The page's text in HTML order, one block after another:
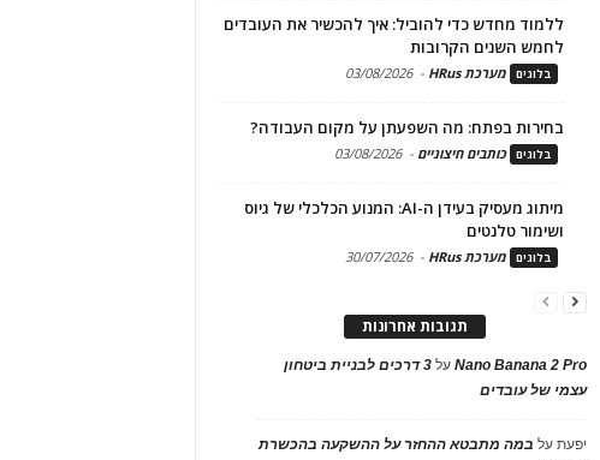
ללמוד מחדש כדי להוביל: איך להכשיר את העובדים
לחמש השנים הקרובות
בלוגים מערכת HRus -
03/08/2026
בחירות בפתח: מה השפעתן על מקום העבודה?
בלוגים כותבים חיצוניים -
03/08/2026
מיתוג מעסיק בעידן ה-AI: המנוע הכלכלי של גיוס
ושימור טלנטים
בלוגים מערכת HRus -
30/07/2026
תגובות אחרונות
Nano Banana 2 Proעל
3 דרכים לבניית ביטחון
עצמי של עובדים
יפעתעל במה מתבטא ההחזר על ההשקעה בהכשרת